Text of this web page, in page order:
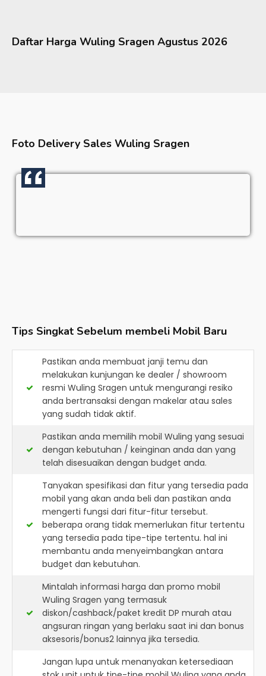
Daftar Harga Wuling Sragen Agustus 2026
Foto Delivery Sales Wuling Sragen
Tips Singkat Sebelum membeli Mobil Baru
Pastikan anda membuat janji temu dan
melakukan kunjungan ke dealer / showroom
resmi Wuling Sragen untuk mengurangi resiko
anda bertransaksi dengan makelar atau sales
yang sudah tidak aktif.
Pastikan anda memilih mobil Wuling yang sesuai
dengan kebutuhan / keinginan anda dan yang
telah disesuaikan dengan budget anda.
Tanyakan spesifikasi dan fitur yang tersedia pada
mobil yang akan anda beli dan pastikan anda
mengerti fungsi dari fitur-fitur tersebut.
beberapa orang tidak memerlukan fitur tertentu
yang tersedia pada tipe-tipe tertentu. hal ini
membantu anda menyeimbangkan antara
budget dan kebutuhan.
Mintalah informasi harga dan promo mobil
Wuling Sragen yang termasuk
diskon/cashback/paket kredit DP murah atau
angsuran ringan yang berlaku saat ini dan bonus
aksesoris/bonus2 lainnya jika tersedia.
Jangan lupa untuk menanyakan ketersediaan